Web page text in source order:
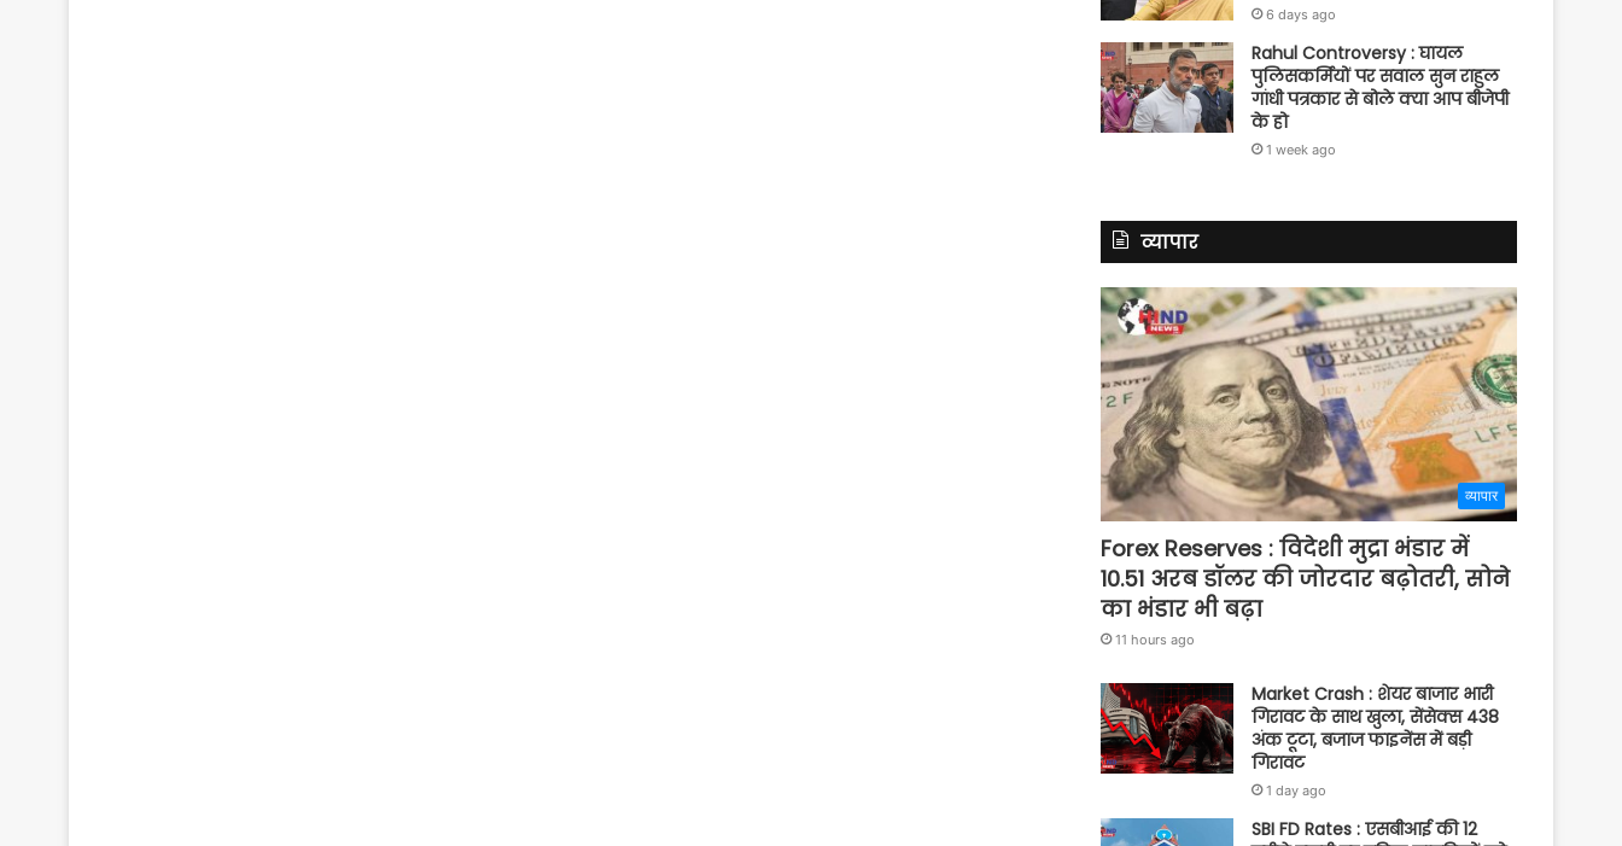
6 days ago
Rahul Controversy : घायल
पुलिसकर्मियों पर सवाल सुन राहुल
गांधी पत्रकार से बोले क्या आप बीजेपी
के हो
1 week ago
व्यापार
व्यापार
Forex Reserves : विदेशी मुद्रा भंडार में
10.51 अरब डॉलर की जोरदार बढ़ोतरी, सोने
का भंडार भी बढ़ा
11 hours ago
Market Crash : शेयर बाजार भारी
गिरावट के साथ खुला, सेंसेक्स 438
अंक टूटा, बजाज फाइनेंस में बड़ी
गिरावट
1 day ago
SBI FD Rates : एसबीआई की 12